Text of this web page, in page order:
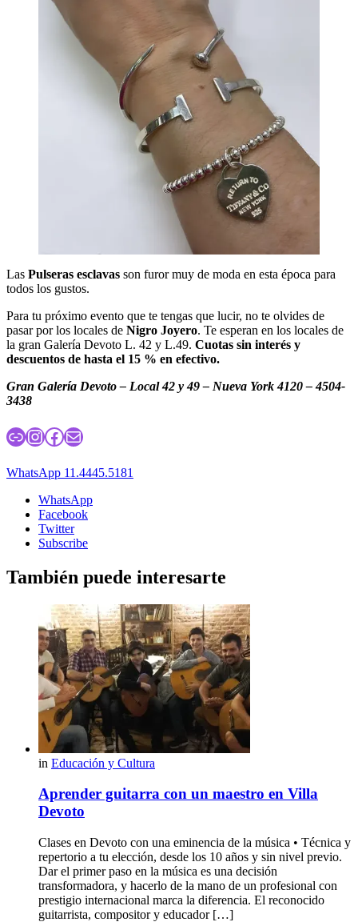
Las Pulseras esclavas son furor muy de moda en esta época para
todos los gustos.
Para tu próximo evento que te tengas que lucir, no te olvides de
pasar por los locales de Nigro Joyero. Te esperan en los locales de
la gran Galería Devoto L. 42 y L.49. Cuotas sin interés y
descuentos de hasta el 15 % en efectivo.
Gran Galería Devoto – Local 42 y 49 – Nueva York 4120 –4504-
3438
Enlace
Instagram
Facebook
Correo electrónico
WhatsApp 11.4445.5181
WhatsApp
Facebook
Twitter
Subscribe
También puede interesarte
in Educación y Cultura
Aprender guitarra con un maestro en Villa
Devoto
Clases en Devoto con una eminencia de la música • Técnica y
repertorio a tu elección, desde los 10 años y sin nivel previo.
Dar el primer paso en la música es una decisión
transformadora, y hacerlo de la mano de un profesional con
prestigio internacional marca la diferencia. El reconocido
guitarrista, compositor y educador […]